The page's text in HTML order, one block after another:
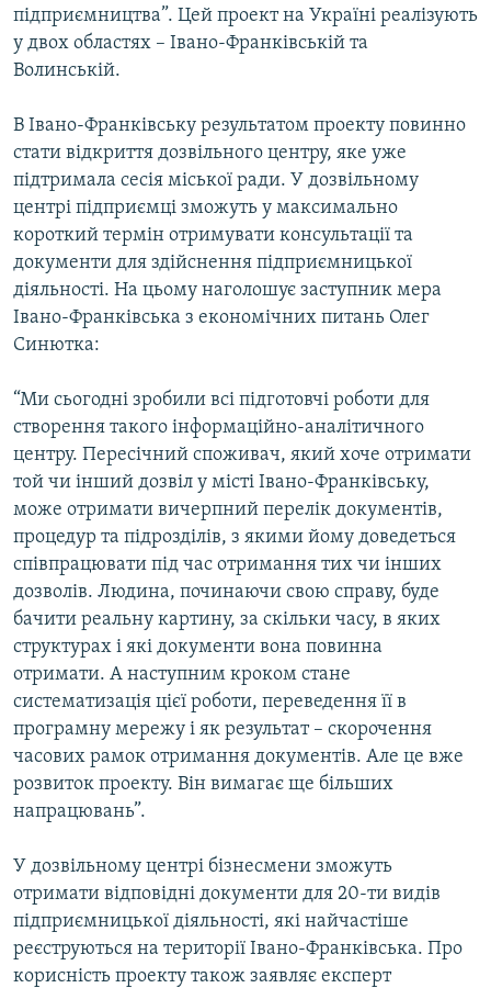
ДОЛУЧАЙСЯ!
Усі сайти RFE/RL
підприємництва”. Цей проект на Україні реалізують
у двох областях – Івано-Франківській та
Волинській.
В Івано-Франківську результатом проекту повинно
стати відкриття дозвільного центру, яке уже
підтримала сесія міської ради. У дозвільному
центрі підприємці зможуть у максимально
короткий термін отримувати консультації та
документи для здійснення підприємницької
діяльності. На цьому наголошує заступник мера
Івано-Франківська з економічних питань Олег
Синютка:
“Ми сьогодні зробили всі підготовчі роботи для
створення такого інформаційно-аналітичного
центру. Пересічний споживач, який хоче отримати
той чи інший дозвіл у місті Івано-Франківську,
може отримати вичерпний перелік документів,
процедур та підрозділів, з якими йому доведеться
співпрацювати під час отримання тих чи інших
дозволів. Людина, починаючи свою справу, буде
бачити реальну картину, за скільки часу, в яких
структурах і які документи вона повинна
отримати. А наступним кроком стане
систематизація цієї роботи, переведення її в
програмну мережу і як результат – скорочення
часових рамок отримання документів. Але це вже
розвиток проекту. Він вимагає ще більших
напрацювань”.
У дозвільному центрі бізнесмени зможуть
отримати відповідні документи для 20-ти видів
підприємницької діяльності, які найчастіше
реєструються на території Івано-Франківська. Про
корисність проекту також заявляє експерт